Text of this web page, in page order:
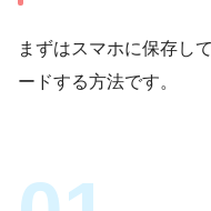
まずはスマホに保存し
ードする方法です。